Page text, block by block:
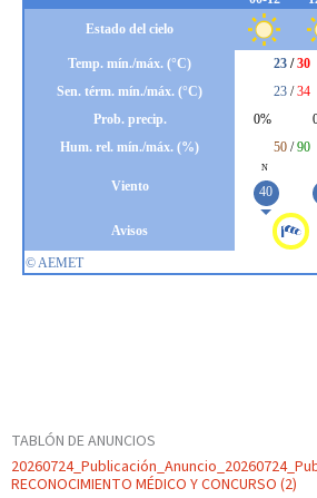
TABLÓN DE ANUNCIOS
RECONOCIMIENTO MÉDICO Y CONCURSO (2)